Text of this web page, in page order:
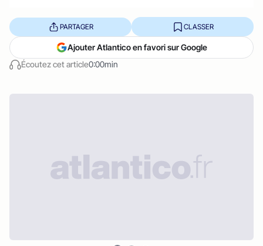
Écoutez cet article0:00min
PARTAGER CLASSER
Ajouter Atlantico en favori sur Google